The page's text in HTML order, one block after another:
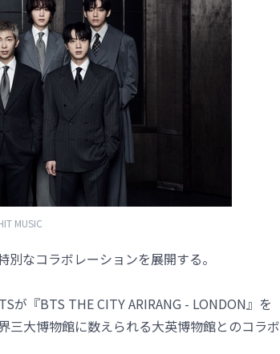
MUSIC
なコラボレーションを展開する。
『BTS THE CITY ARIRANG - LONDON』を
三大博物館に数えられる大英博物館とのコラボ